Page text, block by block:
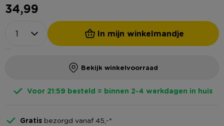
34,99
In mijn winkelmandje
Bekijk winkelvoorraad
Voor 21:59 besteld = binnen 2-4 werkdagen in huis
Gratis bezorgd vanaf 45,-*